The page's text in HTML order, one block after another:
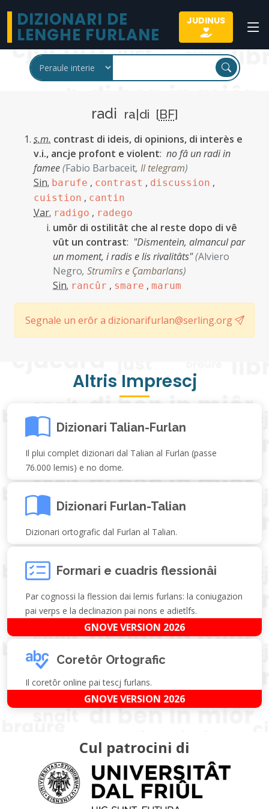
DIZIONARI DE
LENGHE FURLANE
JUDINUS
radi ra|di [BF]
s.m. contrast di ideis, di opinions, di interès e
v.i., ancje profont e violent: no fâ un radi in
famee(Fabio Barbaceit, Il telegram)
Sin. barufe , contrast , discussion ,
cuistion , cantin
Var. radigo , radego
umôr di ostilitât che al reste dopo di vê
vût un contrast: "Dismenteìn, almancul par
un moment, i radis e lis rivalitâts"(Alviero
Negro, Strumîrs e Çambarlans)
Sin. rancûr , smare , marum
Segnale un erôr a dizionarifurlan@serling.org
Altris Imprescj
Dizionari Talian-Furlan
Il plui complet dizionari dal Talian al Furlan (passe
76.000 lemis) e no dome.
Dizionari Furlan-Talian
Dizionari ortografic dal Furlan al Talian.
Formari e cuadris flessionâi
Par cognossi la flession dai lemis furlans: la coniugazion
pai verps e la declinazion pai nons e adietîfs.
GNOVE VERSION 2026
Coretôr Ortografic
Il coretôr online pai tescj furlans.
GNOVE VERSION 2026
Cul patrocini di